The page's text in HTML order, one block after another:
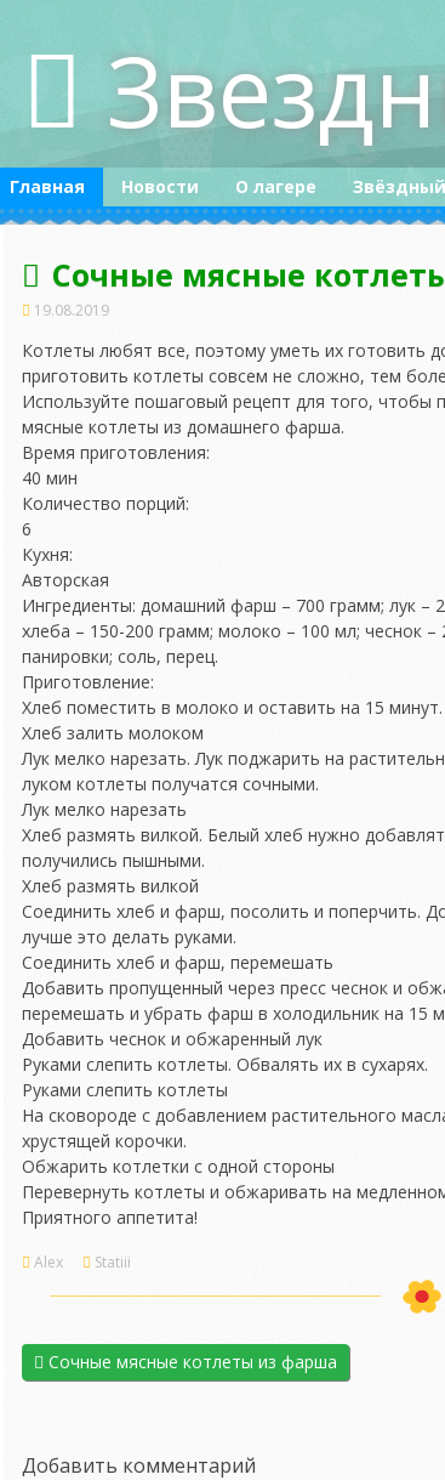
content
Главная Новости О лагере
Сочные мясные
19.08.2019
Котлеты любят все, поэтому уметь их готовить
приготовить котлеты совсем не сложно, тем
Используйте пошаговый рецепт для того, чтобы
мясные котлеты из домашнего фарша.
Время приготовления:
40 мин
Количество порций:
6
Кухня:
Авторская
Ингредиенты: домашний фарш – 700 грамм; лук –
хлеба – 150-200 грамм; молоко – 100 мл; чеснок –
панировки; соль, перец.
Приготовление:
Хлеб поместить в молоко и оставить на 15 минут.
Хлеб залить молоком
Лук мелко нарезать. Лук поджарить на
луком котлеты получатся сочными.
Лук мелко нарезать
Хлеб размять вилкой. Белый хлеб нужно
получились пышными.
Хлеб размять вилкой
Соединить хлеб и фарш, посолить и поперчить.
лучше это делать руками.
Соединить хлеб и фарш, перемешать
Добавить пропущенный через пресс чеснок и
перемешать и убрать фарш в холодильник на 15
Добавить чеснок и обжаренный лук
Руками слепить котлеты. Обвалять их в сухарях.
Руками слепить котлеты
На сковороде с добавлением растительного
хрустящей корочки.
Обжарить котлетки с одной стороны
Перевернуть котлеты и обжаривать на
Приятного аппетита!
Alex Statiii
Сочные мясные котлеты из фарша
Добавить комментарий